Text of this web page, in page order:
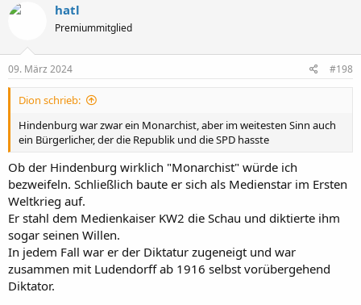
n
e
hatl
Premiummitglied
09. März 2024 #198
Dion schrieb:
Hindenburg war zwar ein Monarchist, aber im weitesten Sinn auch
ein Bürgerlicher, der die Republik und die SPD hasste
Ob der Hindenburg wirklich "Monarchist" würde ich
bezweifeln. Schließlich baute er sich als Medienstar im Ersten
Weltkrieg auf.
Er stahl dem Medienkaiser KW2 die Schau und diktierte ihm
sogar seinen Willen.
In jedem Fall war er der Diktatur zugeneigt und war
zusammen mit Ludendorff ab 1916 selbst vorübergehend
Diktator.